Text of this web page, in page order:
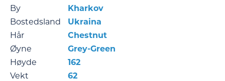
By
Kharkov
Bostedsland
Ukraina
Hår
Chestnut
Øyne
Grey-Green
Høyde
162
Vekt
62